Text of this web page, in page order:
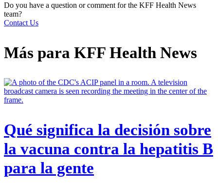
Do you have a question or comment for the KFF Health News
team?
Contact Us
Más para KFF Health News
Qué significa la decisión sobre
la vacuna contra la hepatitis B
para la gente